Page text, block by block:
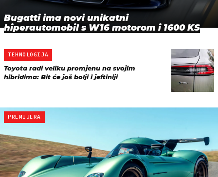
Bugatti ima novi unikatni
hiperautomobil s W16 motorom i 1600 KS
TEHNOLOGIJA
Toyota radi veliku promjenu na svojim
hibridima: Bit će još bolji i jeftiniji
PREMIJERA